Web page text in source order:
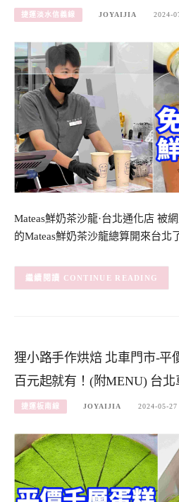
捷運淡水信義線 JOYAIJIA 2024-
Mateas鮮奶茶沙龍·台北通化店 被
的Mateas鮮奶茶沙龍總算開來台
CONTINUE READING
狸小路手作烘焙 北車門市-平
百元起就有！(附MENU) 台
捷運板南線 JOYAIJIA 2024-05-27